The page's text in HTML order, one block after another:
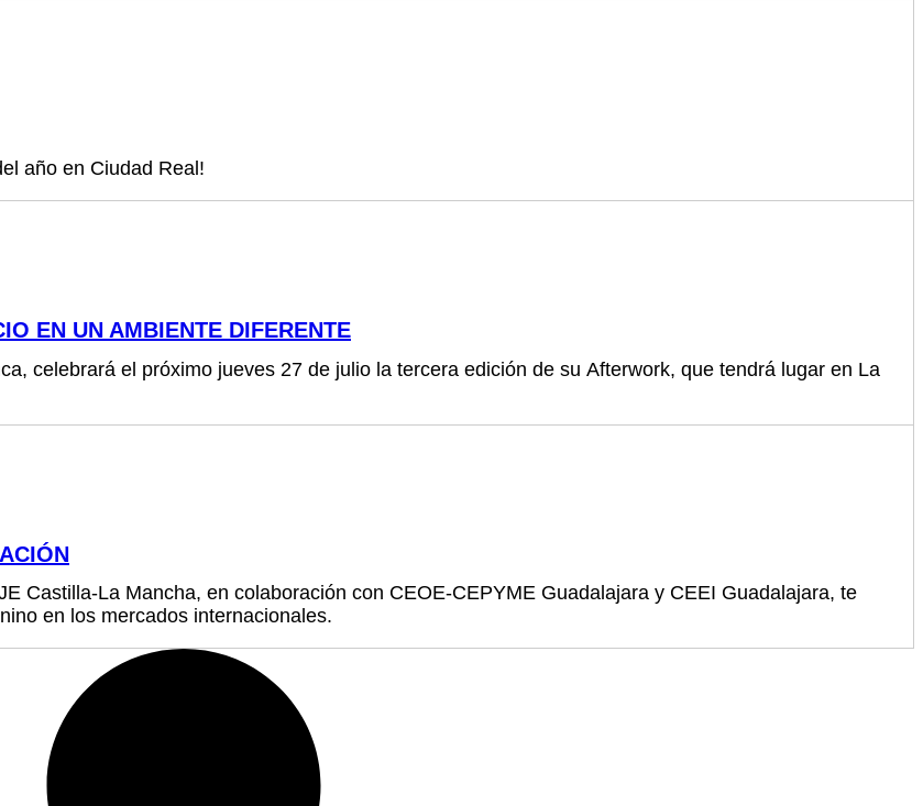
año en Ciudad Real!
EN UN AMBIENTE DIFERENTE
celebrará el próximo jueves 27 de julio la tercera edición de su Afterwork, que tendrá lugar en La
Castilla-La Mancha, en colaboración con CEOE-CEPYME Guadalajara y CEEI Guadalajara, te
en los mercados internacionales.